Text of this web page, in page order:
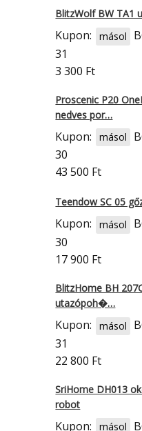
BlitzWolf BW TA1
Kupon: másol
31
3 300 Ft
Proscenic P20
nedves por…
Kupon: másol
30
43 500 Ft
Teendow SC 05
Kupon: másol
30
17 900 Ft
BlitzHome BH
utazópoh�…
Kupon: másol
31
22 800 Ft
SriHome DH013
robot
Kupon: másol